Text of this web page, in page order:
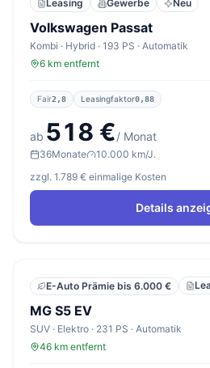
Leasing Gewerbe Neu
Volkswagen Passat
Kombi · Hybrid · 193 PS · Automatik
6 km entfernt
Fair2,8 Leasingfaktor0,88
ab 518 €/ Monat
36Monate
10.000 km/J.
zzgl. 1.789 € einmalige Kosten
Details
E-Auto Prämie bis 6.000 €
MG S5 EV
SUV · Elektro · 231 PS · Automatik
46 km entfernt